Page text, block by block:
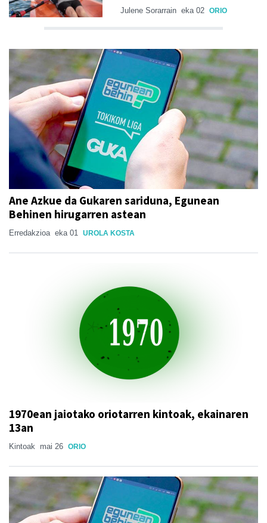
Julene Sorarrain eka 02 ORIO
Ane Azkue da Gukaren sariduna, Egunean
Behinen hirugarren astean
Erredakzioa eka 01 UROLA KOSTA
1970ean jaiotako oriotarren kintoak, ekainaren
13an
Kintoak mai 26 ORIO